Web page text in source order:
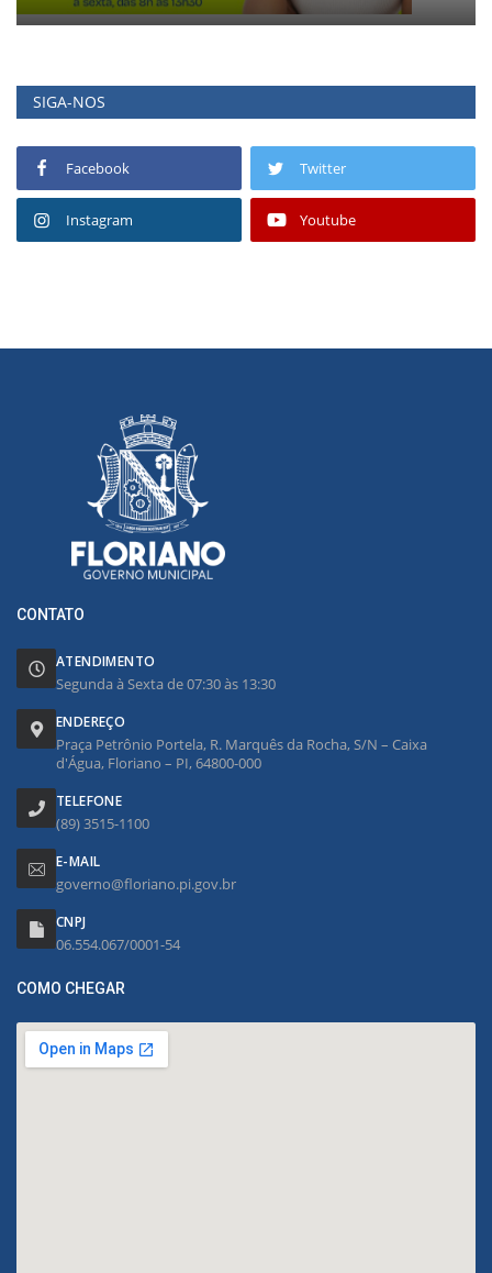
SIGA-NOS
Facebook Twitter
Instagram Youtube
CONTATO
ATENDIMENTO
Segunda à Sexta de 07:30 às 13:30
ENDEREÇO
Praça Petrônio Portela, R. Marquês da Rocha, S/N – Caixa
d'Água, Floriano – PI, 64800-000
TELEFONE
(89) 3515-1100
E-MAIL
governo@floriano.pi.gov.br
CNPJ
06.554.067/0001-54
COMO CHEGAR